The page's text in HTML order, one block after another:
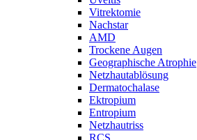
Vitrektomie
Nachstar
AMD
Trockene Augen
Geographische Atrophie
Netzhautablösung
Dermatochalase
Ektropium
Entropium
Netzhautriss
RCS